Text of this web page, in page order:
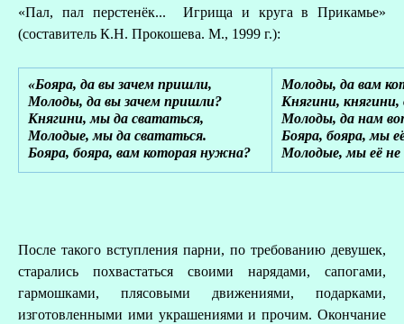
«Пал, пал перстенёк... Игрища и круга в Прикамье»
(составитель К.Н. Прокошева. М., 1999 г.):
«Бояра, да вы зачем пришли,
Молоды, да вы зачем пришли?
Княгини, мы да свататься,
Молодые, мы да свататься.
Бояра, бояра, вам которая нужна?
Молоды, да вам
Княгини,
Молоды, да нам
Бояра, бояра, мы
Молодые, мы её
После такого вступления парни, по требованию девушек,
старались похвастаться своими нарядами, сапогами,
гармошками, плясовыми движениями, подарками,
изготовленными ими украшениями и прочим. Окончание